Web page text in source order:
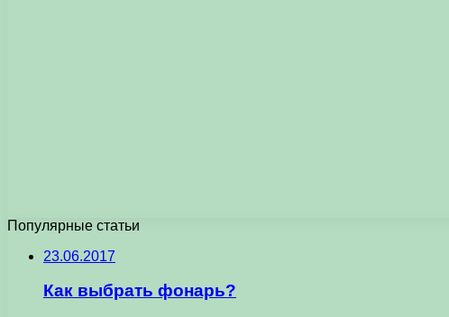
Популярные статьи
23.06.2017
Как выбрать фонарь?